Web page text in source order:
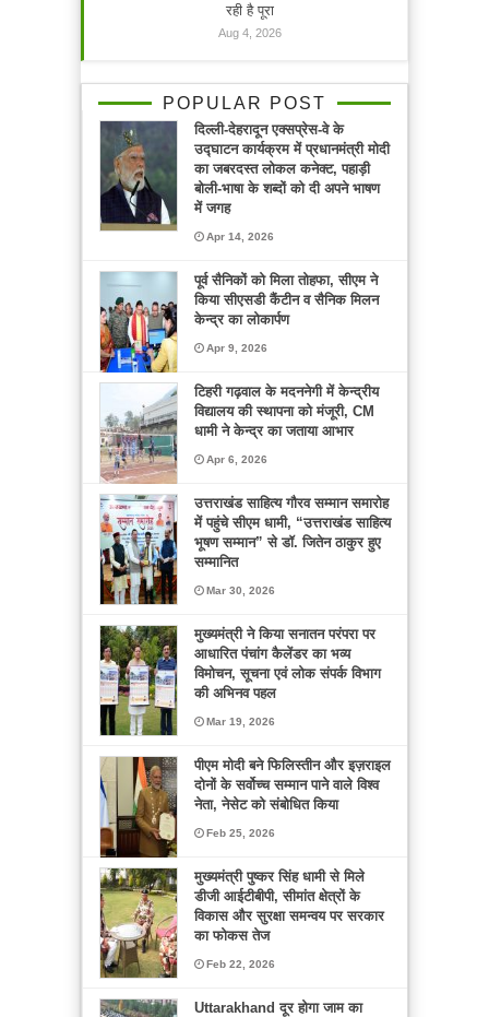
रही है पूरा
Aug 4, 2026
POPULAR POST
दिल्ली-देहरादून एक्सप्रेस-वे के
उद्घाटन कार्यक्रम में प्रधानमंत्री मोदी
का जबरदस्त लोकल कनेक्ट, पहाड़ी
बोली-भाषा के शब्दों को दी अपने भाषण
में जगह
Apr 14, 2026
पूर्व सैनिकों को मिला तोहफा, सीएम ने
किया सीएसडी कैंटीन व सैनिक मिलन
केन्द्र का लोकार्पण
Apr 9, 2026
टिहरी गढ़वाल के मदननेगी में केन्द्रीय
विद्यालय की स्थापना को मंजूरी, CM
धामी ने केन्द्र का जताया आभार
Apr 6, 2026
उत्तराखंड साहित्य गौरव सम्मान समारोह
में पहुंचे सीएम धामी, “उत्तराखंड साहित्य
भूषण सम्मान” से डॉ. जितेन ठाकुर हुए
सम्मानित
Mar 30, 2026
मुख्यमंत्री ने किया सनातन परंपरा पर
आधारित पंचांग कैलेंडर का भव्य
विमोचन, सूचना एवं लोक संपर्क विभाग
की अभिनव पहल
Mar 19, 2026
पीएम मोदी बने फिलिस्तीन और इज़राइल
दोनों के सर्वोच्च सम्मान पाने वाले विश्व
नेता, नेसेट को संबोधित किया
Feb 25, 2026
मुख्यमंत्री पुष्कर सिंह धामी से मिले
डीजी आईटीबीपी, सीमांत क्षेत्रों के
विकास और सुरक्षा समन्वय पर सरकार
का फोकस तेज
Feb 22, 2026
Uttarakhand दूर होगा जाम का